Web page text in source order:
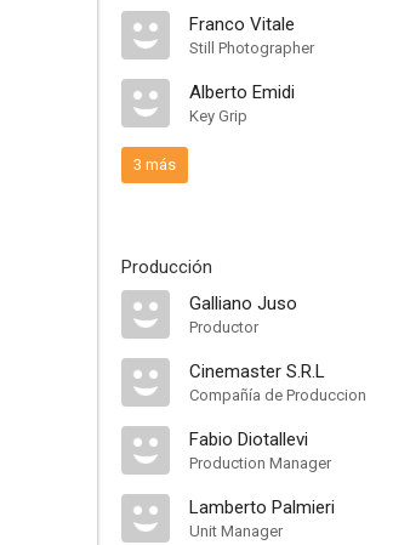
Franco Vitale
Still Photographer
Alberto Emidi
Key Grip
3 más
Producción
Galliano Juso
Productor
Cinemaster S.R.L
Compañía de Produccion
Fabio Diotallevi
Production Manager
Lamberto Palmieri
Unit Manager